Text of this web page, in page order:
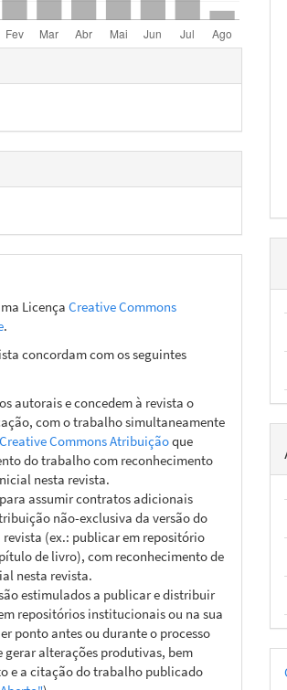
LicençaCreative Commons
.
concordam com os seguintes
autorais e concedem à revista o
com o trabalho simultaneamente
Commons Atribuiçãoque
do trabalho com reconhecimento
nesta revista.
assumir contratos adicionais
não-exclusiva da versão do
(ex.: publicar em repositório
de livro), com reconhecimento de
nesta revista.
estimulados a publicar e distribuir
repositórios institucionais ou na sua
ponto antes ou durante o processo
alterações produtivas, bem
e a citação do trabalho publicado